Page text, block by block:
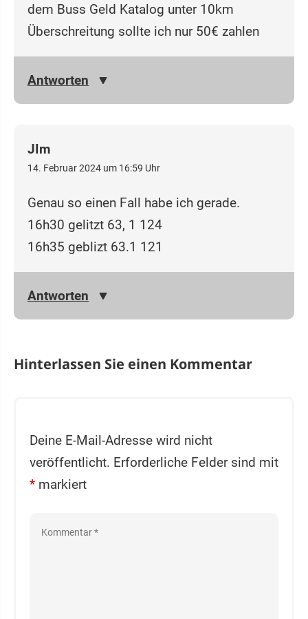
dem Buss Geld Katalog unter 10km
Überschreitung sollte ich nur 50€ zahlen
Antworten
JIm
14. Februar 2024 um 16:59 Uhr
Genau so einen Fall habe ich gerade.
16h30 gelitzt 63, 1 124
16h35 geblizt 63.1 121
Antworten
Hinterlassen Sie einen Kommentar
Deine E-Mail-Adresse wird nicht
veröffentlicht. Erforderliche Felder sind mit
* markiert